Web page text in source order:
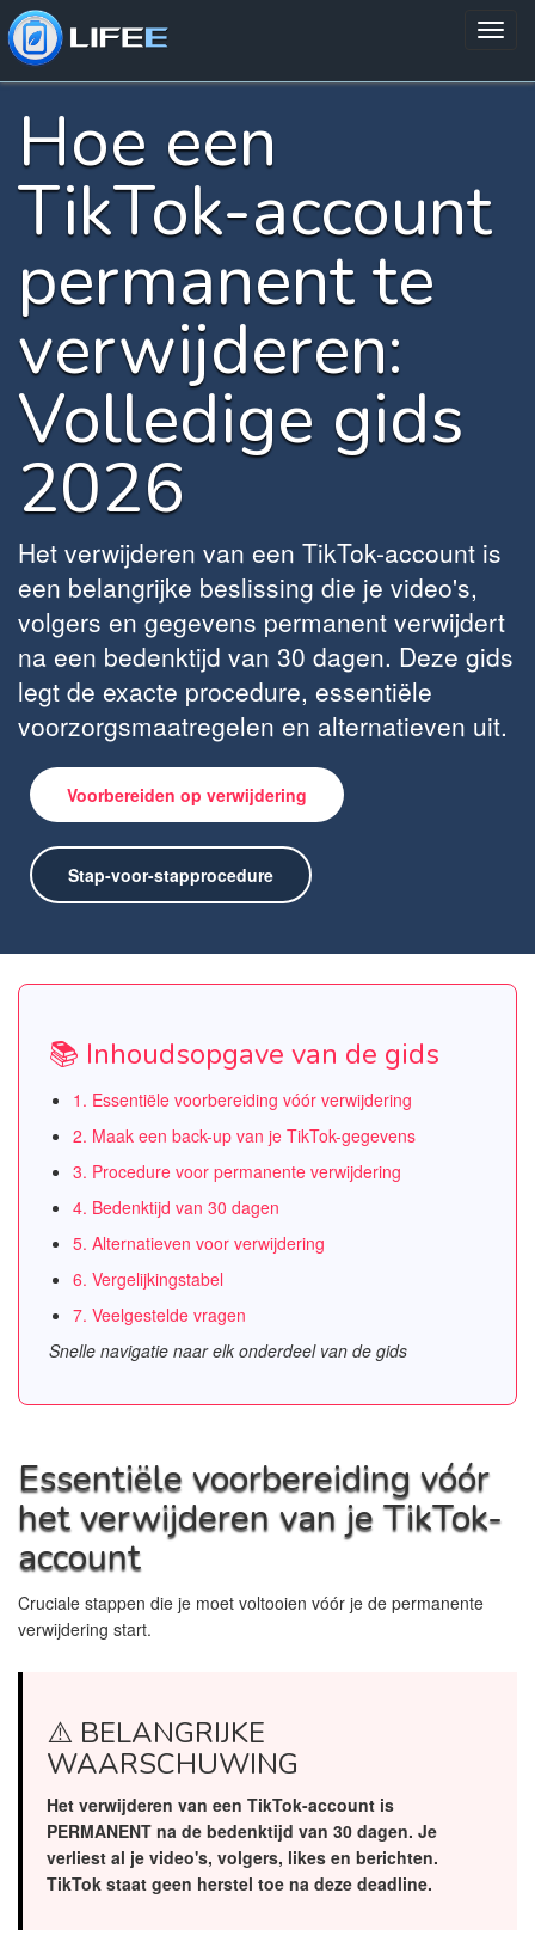
Hoe een
TikTok-account
permanent te
verwijderen:
Volledige gids
2026
Het verwijderen van een TikTok-account is
een belangrijke beslissing die je video's,
volgers en gegevens permanent verwijdert
na een bedenktijd van 30 dagen. Deze gids
legt de exacte procedure, essentiële
voorzorgsmaatregelen en alternatieven uit.
Voorbereiden op verwijdering
Stap-voor-stapprocedure
📚 Inhoudsopgave van de gids
1. Essentiële voorbereiding vóór verwijdering
2. Maak een back-up van je TikTok-gegevens
3. Procedure voor permanente verwijdering
4. Bedenktijd van 30 dagen
5. Alternatieven voor verwijdering
6. Vergelijkingstabel
7. Veelgestelde vragen
Snelle navigatie naar elk onderdeel van de gids
Essentiële voorbereiding vóór
het verwijderen van je TikTok-
account
Cruciale stappen die je moet voltooien vóór je de permanente
verwijdering start.
⚠️ BELANGRIJKE
WAARSCHUWING
Het verwijderen van een TikTok-account is
PERMANENT na de bedenktijd van 30 dagen. Je
verliest al je video's, volgers, likes en berichten.
TikTok staat geen herstel toe na deze deadline.